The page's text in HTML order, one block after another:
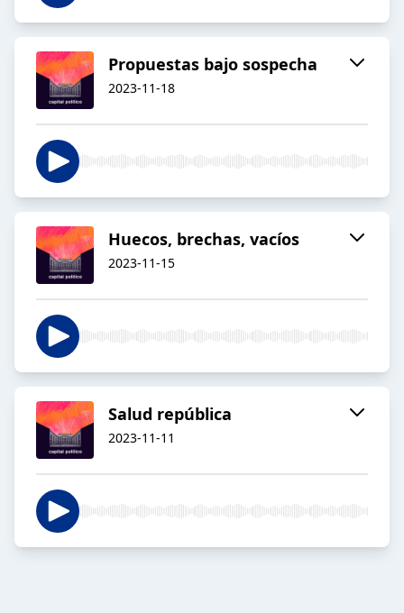
Propuestas bajo sospecha
2023-11-18
Huecos, brechas, vacíos
2023-11-15
Salud república
2023-11-11